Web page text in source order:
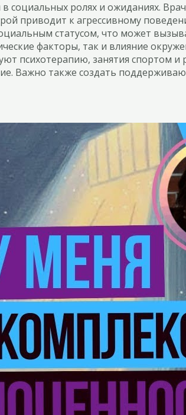
социальных ролях и ожиданиях.
приводит к агрессивному
статусом, что может
факторы, так и влияние
психотерапию, занятия спортом и
Важно также создать